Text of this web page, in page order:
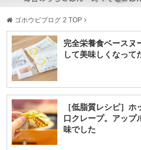
ゴホウビブログ 2TOP
完全栄養食ベースヌ
して美味しくなって
［低脂質レシピ］
口クレープ。アップ
味でした